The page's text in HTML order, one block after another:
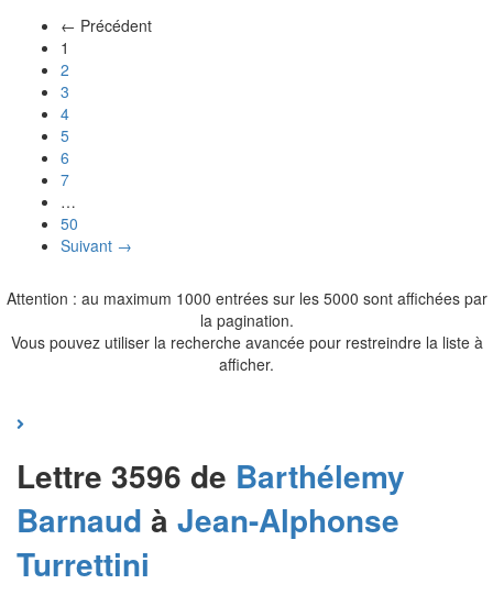
← Précédent
1
2
3
4
5
6
7
…
50
Suivant →
Attention : au maximum 1000 entrées sur les 5000 sont affichées par
la pagination.
Vous pouvez utiliser la recherche avancée pour restreindre la liste à
afficher.
Lettre 3596 de Barthélemy
Barnaud à Jean-Alphonse
Turrettini